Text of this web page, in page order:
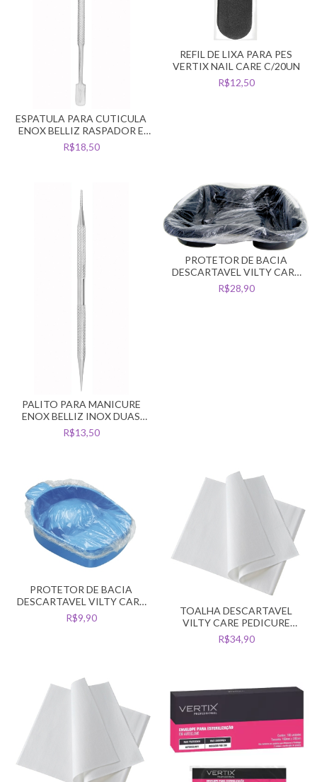
ESPATULA PARA CUTICULA
ENOX BELLIZ RASPADOR E
EMPURRADOR
R$18,50
REFIL DE LIXA PARA PES
VERTIX NAIL CARE C/20UN
R$12,50
PALITO PARA MANICURE
ENOX BELLIZ INOX DUAS
PONTAS
R$13,50
PROTETOR DE BACIA
DESCARTAVEL VILTY CARE
PEDICURE C/100UN
R$28,90
PROTETOR DE BACIA
DESCARTAVEL VILTY CARE
MANICURE C/100UN
R$9,90
TOALHA DESCARTAVEL
VILTY CARE PEDICURE
C/50UN 30X40 GRAM 50
R$34,90